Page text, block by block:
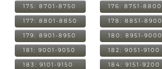
175: 8701-8750 176: 8751-8800
177: 8801-8850 178: 8851-8900
179: 8901-8950 180: 8951-9000
181: 9001-9050 182: 9051-9100
183: 9101-9150 184: 9151-9200